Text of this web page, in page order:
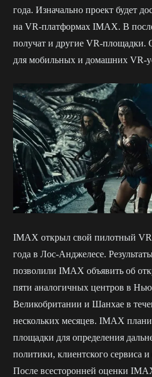
года. Изначально проект будет
на VR-платформах IMAX. В
получат и другие VR-площадки.
для мобильных и домашних VR-
IMAX открыл свой пилотный
года в Лос-Анджелесе.
позволили IMAX объявить об
пяти аналогичных центров в
Великобритании и Шанхае в
нескольких месяцев. IMAX
площадки для определения
политики, клиентского сервиса
После всесторонней оценки